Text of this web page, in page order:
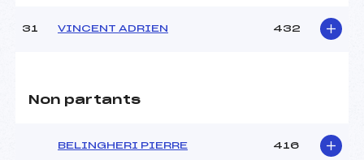
31 VINCENT ADRIEN 432
Non partants
BELINGHERI PIERRE 416